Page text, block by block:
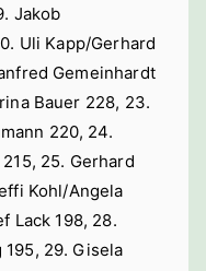
Jakob
Uli Kapp/Gerhard
Gemeinhardt
Bauer 228, 23.
220, 24.
25. Gerhard
Kohl/Angela
Lack 198, 28.
29. Gisela